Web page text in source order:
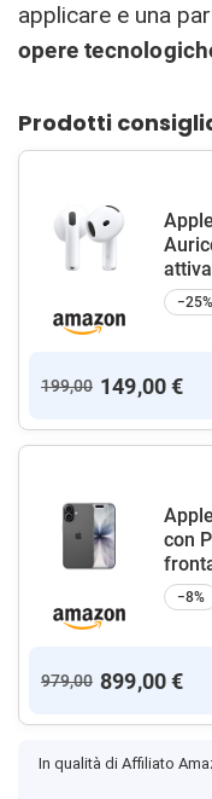
applicare e una
opere
Prodotti
−25%
199,00 149,00 €
con
−8%
979,00 899,00 €
In qualità di Affiliato